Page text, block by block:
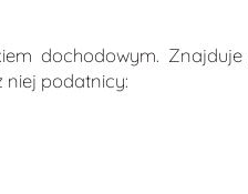
dochodowym. Znajduje
niej podatnicy: